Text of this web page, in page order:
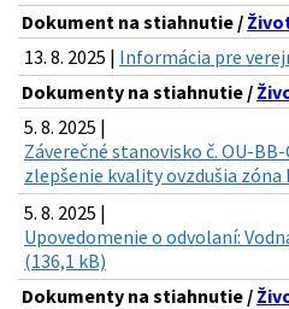
Dokument na stiahnutie /
13. 8. 2025 | Informácia pre
Dokumenty na stiahnutie /
5. 8. 2025 |
Záverečné stanovisko č. OU-
zlepšenie kvality ovzdušia
5. 8. 2025 |
Upovedomenie o odvolaní:
(136,1 kB)
Dokumenty na stiahnutie /